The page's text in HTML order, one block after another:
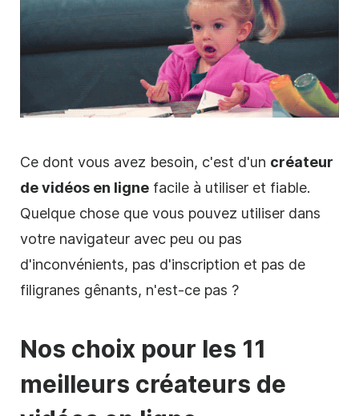
Ce dont vous avez besoin, c'est d'un créateur
de vidéos en ligne facile à utiliser et fiable.
Quelque chose que vous pouvez utiliser dans
votre navigateur avec peu ou pas
d'inconvénients, pas d'inscription et pas de
filigranes gênants, n'est-ce pas ?
Nos choix pour les 11
meilleurs créateurs de